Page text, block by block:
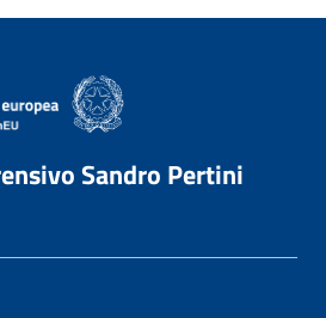
Sandro Pertini